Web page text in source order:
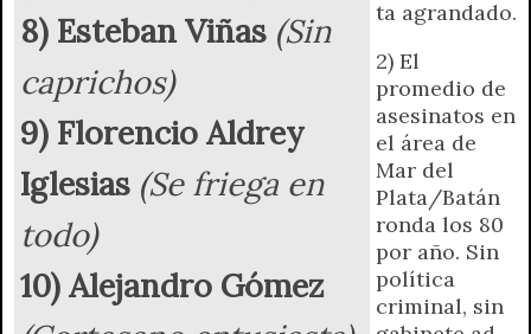
8) Esteban Viñas (Sin
caprichos)
9) Florencio Aldrey
Iglesias (Se friega en
todo)
10) Alejandro Gómez
ta agrandado.
2) El
promedio de
asesinatos en
el área de
Mar del
Plata/Batán
ronda los 80
por año. Sin
política
criminal, sin